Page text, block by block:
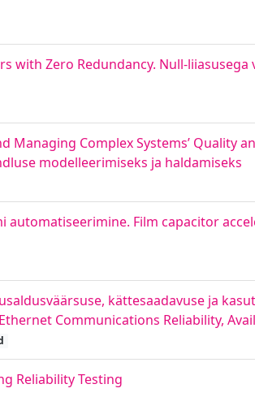
with Zero Redundancy. Null-
Complex Systems’ Quality
modelleerimiseks ja haldamiseks
Film capacitor
kättesaadavuse ja
Communications Reliability,
Reliability Testing